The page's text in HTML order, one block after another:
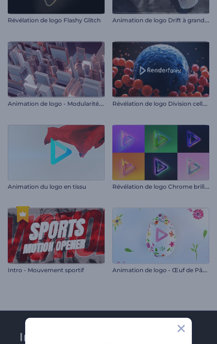
Révélation de logo Flashy Glitch A
nimation de logo Drift à grande vitesse
A
nimation de logo - Modularité abstraite R
évélation de logo Division cellulaire
Animation du logo en tissu R
évélation de logo Chrome brillant
Intro - Mouvement sportif A
nimation de logo - Œuf de Pâques floral
Inscrivez-vous à la